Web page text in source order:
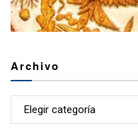
Archivo
Archivo